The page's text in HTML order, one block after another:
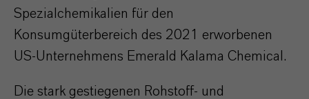
Spezialchemikalien für den
Konsumgüterbereich des 2021 erworbenen
US-Unternehmens Emerald Kalama Chemical.
Die stark gestiegenen Rohstoff- und